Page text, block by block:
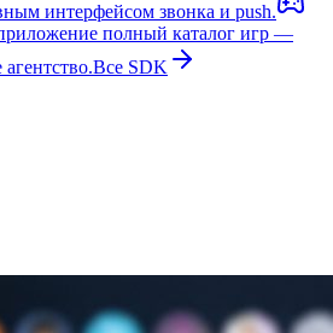
интерфейсом звонка и push.
полный каталог игр —
Все SDK